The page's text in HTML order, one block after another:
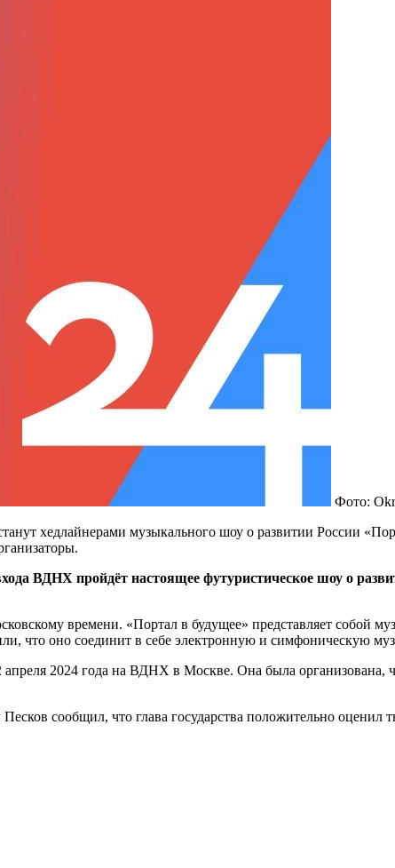
Фото:
хедлайнерами музыкального шоу о развитии России
ВДНХ пройдёт настоящее футуристическое шоу о
времени. «Портал в будущее» представляет собой
что оно соединит в себе электронную и симфоническую
2024 года на ВДНХ в Москве. Она была
сообщил, что глава государства положительно